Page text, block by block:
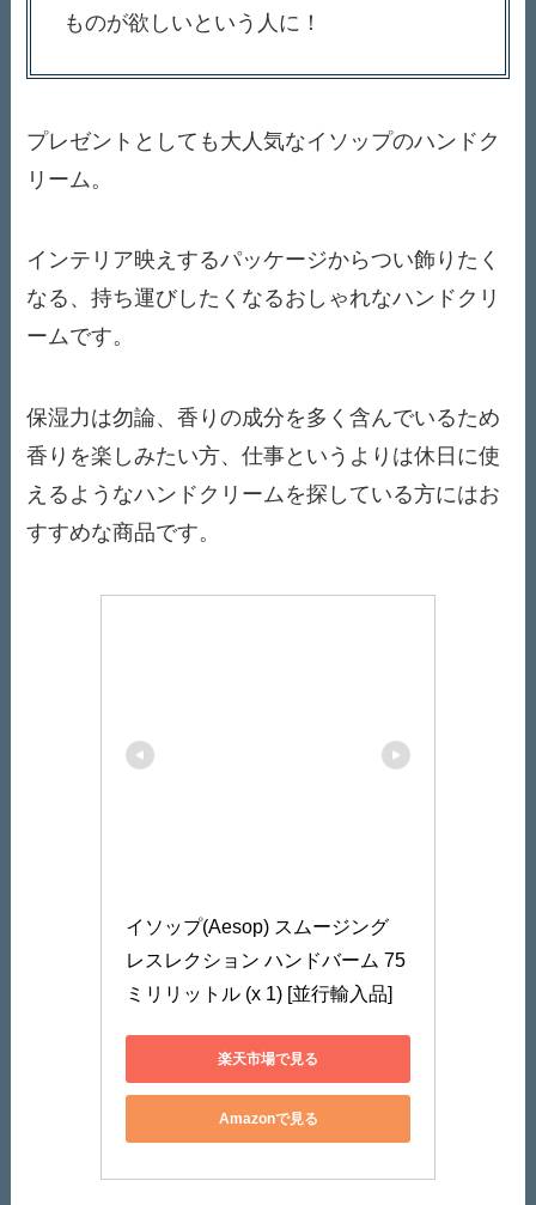
ものが欲しいという人に！
プレゼントとしても大人気なイソップのハンドク
リーム。
インテリア映えするパッケージからつい飾りたく
なる、持ち運びしたくなるおしゃれなハンドクリ
ームです。
保湿力は勿論、香りの成分を多く含んでいるため
香りを楽しみたい方、仕事というよりは休日に使
えるようなハンドクリームを探している方にはお
すすめな商品です。
イソップ(Aesop) スムージング
レスレクション ハンドバーム 75
ミリリットル (x 1) [並行輸入品]
楽天市場で見る
Amazonで見る